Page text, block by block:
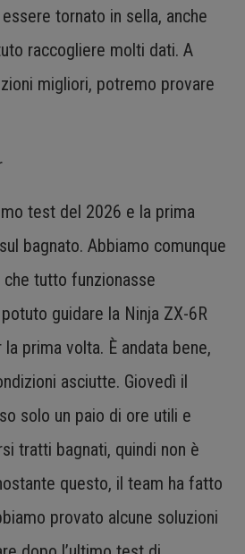
tornato in sella, anche
raccogliere molti dati. A
migliori, potremo provare
test del 2026 e la prima
bagnato. Abbiamo comunque
tutto funzionasse
guidare la Ninja ZX-6R
prima volta. È andata bene,
asciutte. Giovedì il
solo un paio di ore utili e
tratti bagnati, quindi non è
questo, il team ha fatto
provato alcune soluzioni